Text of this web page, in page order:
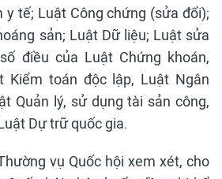
y tế; Luật Công chứng (sửa đổi);
sản; Luật Dữ liệu; Luật sửa
điều của Luật Chứng khoán,
Kiểm toán độc lập, Luật Ngân
Quản lý, sử dụng tài sản công,
Dự trữ quốc gia.
vụ Quốc hội xem xét, cho